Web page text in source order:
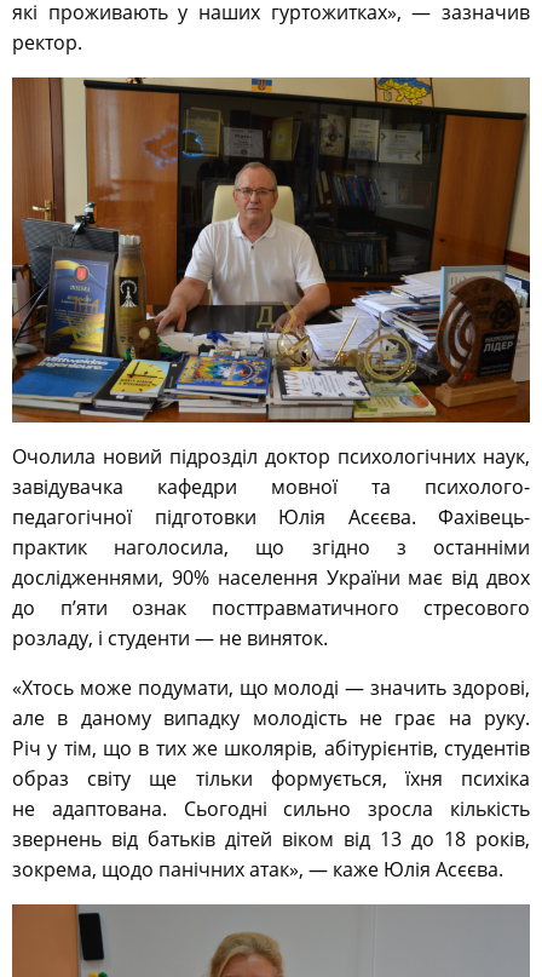
які проживають у наших гуртожитках», — зазначив
ректор.
Очолила новий підрозділ доктор психологічних наук,
завідувачка кафедри мовної та психолого-
педагогічної підготовки Юлія Асєєва. Фахівець-
практик наголосила, що згідно з останніми
дослідженнями, 90% населення України має від двох
до п’яти ознак посттравматичного стресового
розладу, і студенти — не виняток.
«Хтось може подумати, що молоді — значить здорові,
але в даному випадку молодість не грає на руку.
Річ у тім, що в тих же школярів, абітурієнтів, студентів
образ світу ще тільки формується, їхня психіка
не адаптована. Сьогодні сильно зросла кількість
звернень від батьків дітей віком від 13 до 18 років,
зокрема, щодо панічних атак», — каже Юлія Асєєва.